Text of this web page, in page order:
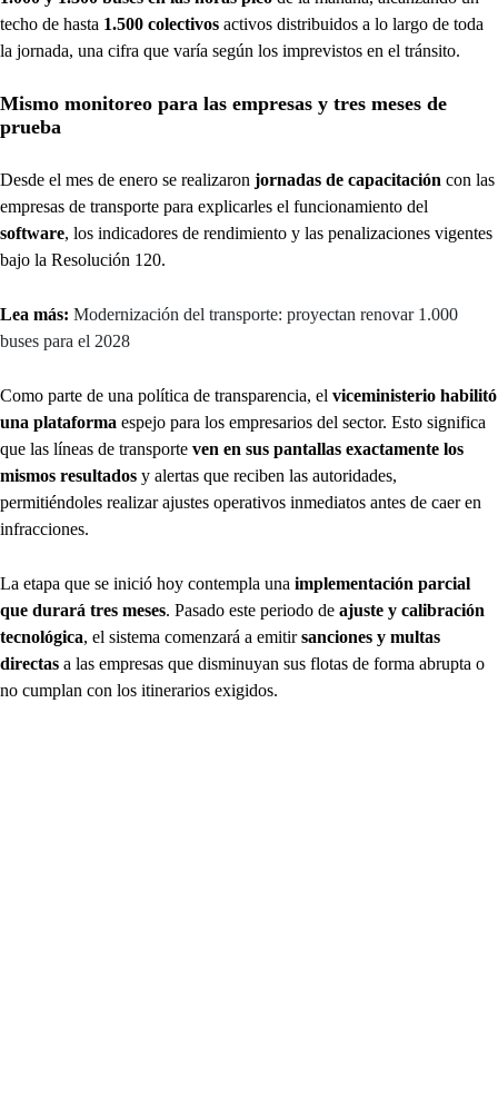
techo de hasta 1.500 colectivos activos distribuidos a lo largo de toda
la jornada, una cifra que varía según los imprevistos en el tránsito.
Mismo monitoreo para las empresas y tres meses de
prueba
Desde el mes de enero se realizaron jornadas de capacitación con las
empresas de transporte para explicarles el funcionamiento del
software, los indicadores de rendimiento y las penalizaciones vigentes
bajo la Resolución 120.
Lea más: Modernización del transporte: proyectan renovar 1.000
buses para el 2028
Como parte de una política de transparencia, el viceministerio habilitó
una plataforma espejo para los empresarios del sector. Esto significa
que las líneas de transporte ven en sus pantallas exactamente los
mismos resultados y alertas que reciben las autoridades,
permitiéndoles realizar ajustes operativos inmediatos antes de caer en
infracciones.
La etapa que se inició hoy contempla una implementación parcial
que durará tres meses. Pasado este periodo de ajuste y calibración
tecnológica, el sistema comenzará a emitirsanciones y multas
directas a las empresas que disminuyan sus flotas de forma abrupta o
no cumplan con los itinerarios exigidos.